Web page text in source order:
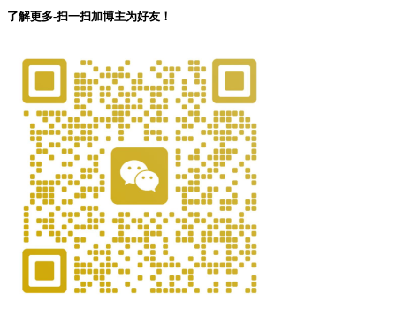
了解更多-扫一扫加博主为好友！